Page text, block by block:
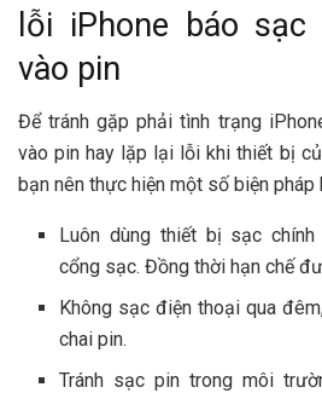
lỗi iPhone báo
vào pin
Để tránh gặp phải tình trạng
vào pin hay lặp lại lỗi khi thiết bị
bạn nên thực hiện một số biện pháp
Luôn dùng thiết bị sạc
cổng sạc. Đồng thời hạn chế
Không sạc điện thoại qua
chai pin.
Tránh sạc pin trong môi